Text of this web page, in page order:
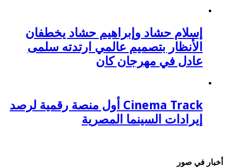
إسلام حشاد وإبراهيم حشاد يخطفان
الأنظار بتصميم عالمي ارتدته سلمى
عادل في مهرجان كان
Cinema Track أول منصة رقمية لرصد
إيرادات السينما المصرية
أخبار في صور